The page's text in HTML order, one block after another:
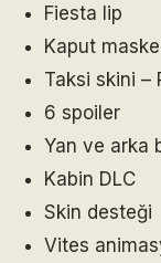
Fiesta lip
Kaput
Taksi skini –
6 spoiler
Yan ve arka
Kabin DLC
Skin desteği
Vites